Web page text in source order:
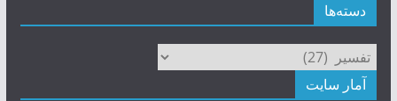
دسته‌ها
دسته‌ها
آمار سایت